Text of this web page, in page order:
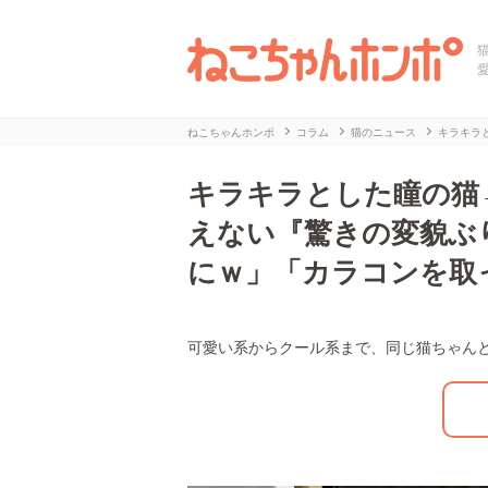
ねこちゃんホンポ コラム 猫のニュース キラキラ
キラキラとした瞳の
えない『驚きの変貌
にｗ」「カラコンを取
/
L
可愛い系からクール系まで、同じ猫ちゃん